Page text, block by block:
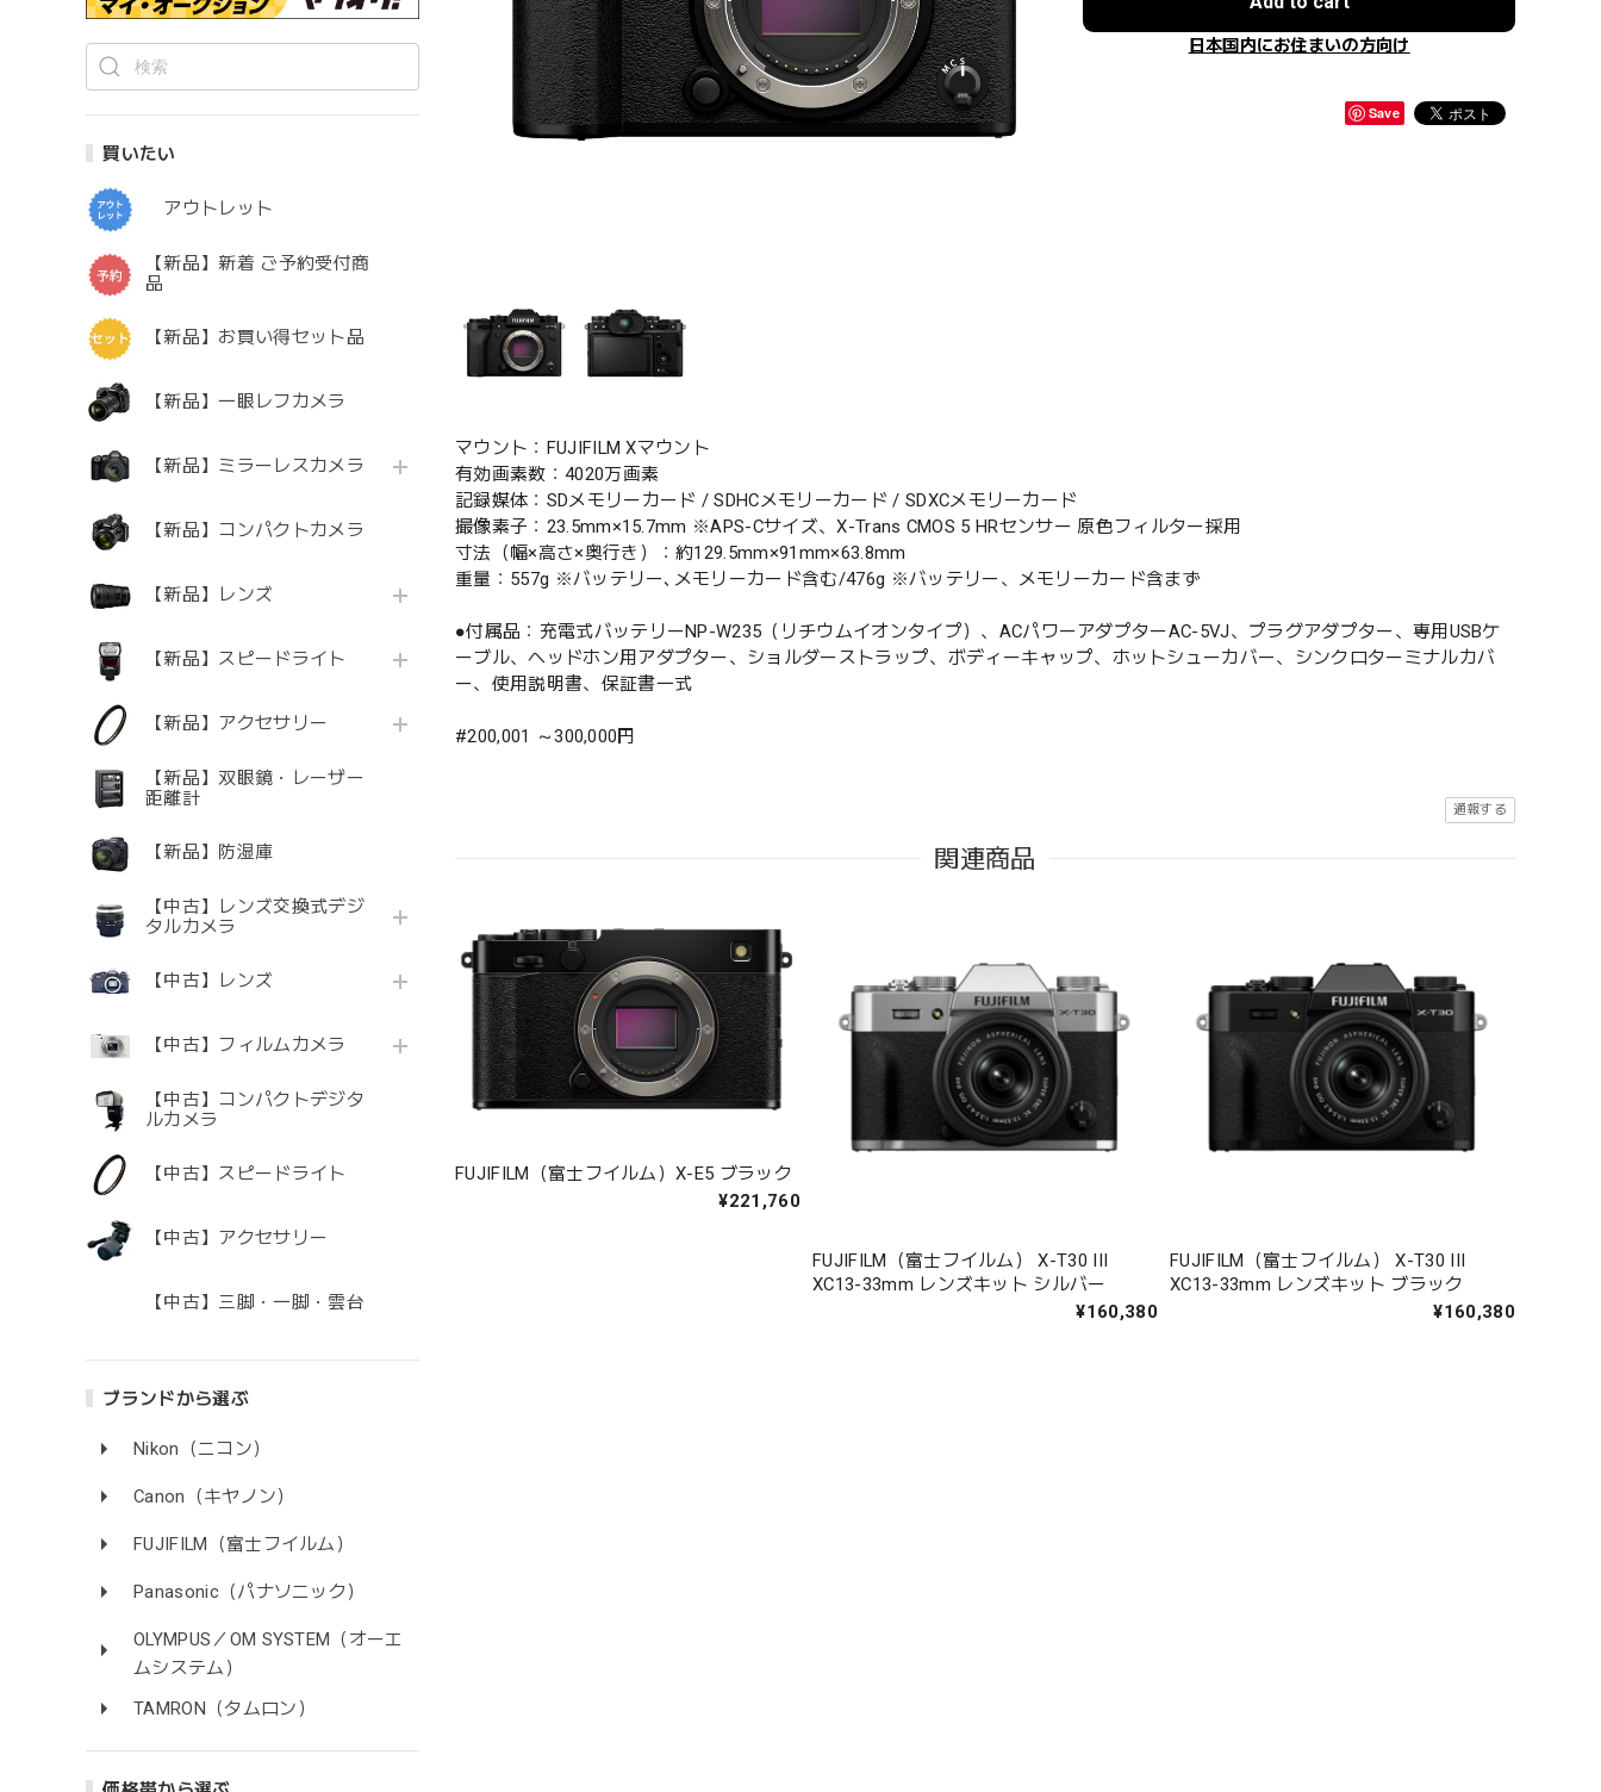
買いたい
アウトレット
【新品】新着 ご予約受付商
品
【新品】お買い得セット品
【新品】一眼レフカメラ
【新品】ミラーレスカメラ
【新品】コンパクトカメラ
【新品】レンズ
【新品】スピードライト
【新品】アクセサリー
【新品】双眼鏡・レーザー
距離計
【新品】防湿庫
【中古】レンズ交換式デジ
タルカメラ
【中古】レンズ
【中古】フィルムカメラ
【中古】コンパクトデジタ
ルカメラ
【中古】スピードライト
【中古】アクセサリー
【中古】三脚・一脚・雲台
ブランドから選ぶ
Nikon（ニコン）
Canon（キヤノン）
FUJIFILM（富士フイルム）
Panasonic（パナソニック）
OLYMPUS／OM SYSTEM（オーエ
ムシステム）
TAMRON（タムロン）
日本国内にお住まいの方向け
Save
マウント：FUJIFILM Xマウント
有効画素数：4020万画素
記録媒体：SDメモリーカード / SDHCメモリーカード / SDXCメモリーカード
撮像素子：23.5mm×15.7mm ※APS-Cサイズ、X-Trans CMOS 5 HRセンサー 原色フィルター採用
寸法（幅×高さ×奥行き）：約129.5mm×91mm×63.8mm
重量：557g ※バッテリー､メモリーカード含む/476g ※バッテリー、メモリーカード含まず
●付属品：充電式バッテリーNP-W235（リチウムイオンタイプ）、ACパワーアダプターAC-5VJ、プラグアダプター、専用USBケ
ーブル、ヘッドホン用アダプター、ショルダーストラップ、ボディーキャップ、ホットシューカバー、シンクロターミナルカバ
ー、使用説明書、保証書一式
#200,001 ～300,000円
通報する
関連商品
FUJIFILM（富士フイルム）X-E5 ブラック
¥221,760
FUJIFILM（富士フイルム） X-T30 III
XC13-33mm レンズキット シルバー
¥160,380
FUJIFILM（富士フイルム） X-T30 III
XC13-33mm レンズキット ブラック
¥160,380